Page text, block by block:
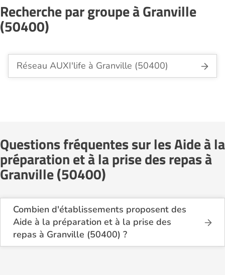
Recherche par groupe à Granville
(50400)
Réseau AUXI'life à Granville (50400)
Questions fréquentes sur les Aide à la
préparation et à la prise des repas à
Granville (50400)
Combien d'établissements proposent des
Aide à la préparation et à la prise des
repas à Granville (50400) ?
Sur le site Logement-seniors.com, on recense